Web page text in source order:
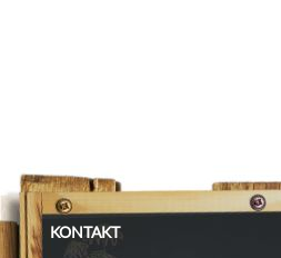
KONTAKT